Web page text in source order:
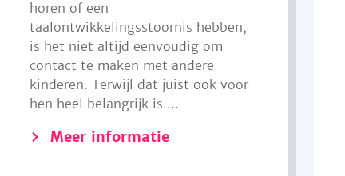
horen of een
taalontwikkelingsstoornis hebben,
is het niet altijd eenvoudig om
contact te maken met andere
kinderen. Terwijl dat juist ook voor
hen heel belangrijk is....
Meer informatie